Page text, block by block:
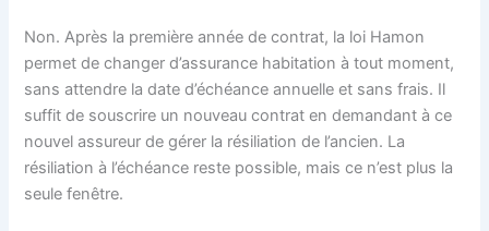
Non. Après la première année de contrat, la loi Hamon
permet de changer d’assurance habitation à tout moment,
sans attendre la date d’échéance annuelle et sans frais. Il
suffit de souscrire un nouveau contrat en demandant à ce
nouvel assureur de gérer la résiliation de l’ancien. La
résiliation à l’échéance reste possible, mais ce n’est plus la
seule fenêtre.